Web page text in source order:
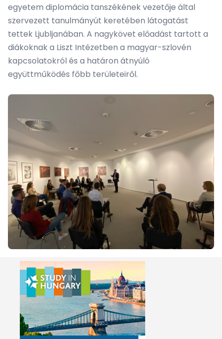
egyetem diplomácia tanszékének vezetője által
szervezett tanulmányút keretében látogatást
tettek Ljubljanában. A nagykövet előadást tartott a
diákoknak a Liszt Intézetben a magyar-szlovén
kapcsolatokról és a határon átnyúló
együttműködés főbb területeiről.